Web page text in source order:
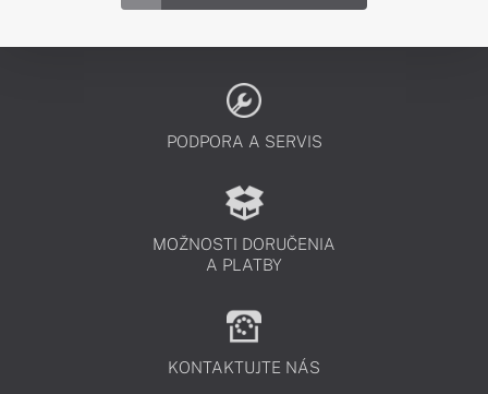
PODPORA A SERVIS
MOŽNOSTI DORUČENIA
A PLATBY
KONTAKTUJTE NÁS